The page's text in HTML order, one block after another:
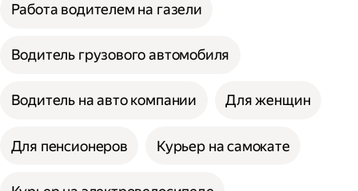
Работа водителем на газели
Водитель грузового автомобиля
Водитель на авто компании Для женщин
Для пенсионеров Курьер на самокате